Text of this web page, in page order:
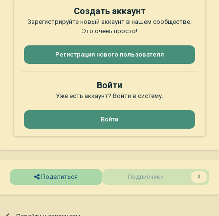
Создать аккаунт
Зарегистрируйте новый аккаунт в нашем сообществе.
Это очень просто!
Регистрация нового пользователя
Войти
Уже есть аккаунт? Войти в систему.
Войти
Поделиться Подписчики 0